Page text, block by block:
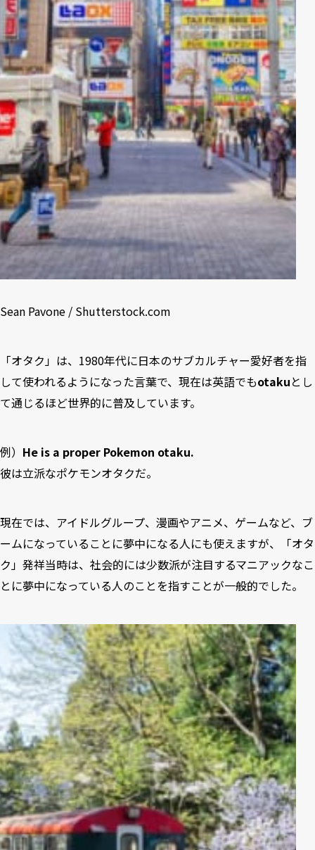
Sean Pavone / Shutterstock.com
「オタク」は、1980年代に日本のサブカルチャー愛好者を指
して使われるようになった言葉で、現在は英語でもotakuとし
て通じるほど世界的に普及しています。
例） He is a proper Pokemon otaku.
彼は立派なポケモンオタクだ。
現在では、アイドルグループ、漫画やアニメ、ゲームなど、ブ
ームになっていることに夢中になる人にも使えますが、「オタ
ク」発祥当時は、社会的には少数派が注目するマニアックなこ
とに夢中になっている人のことを指すことが一般的でした。